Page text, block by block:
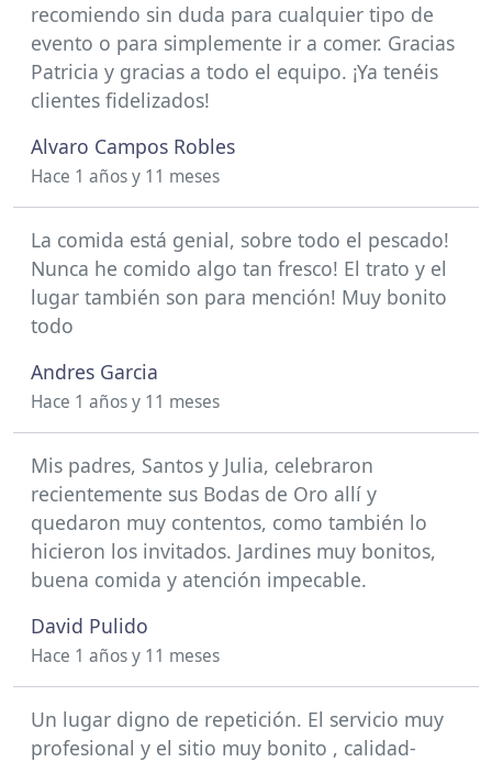
recomiendo sin duda para cualquier tipo de
evento o para simplemente ir a comer. Gracias
Patricia y gracias a todo el equipo. ¡Ya tenéis
clientes fidelizados!
Alvaro Campos Robles
Hace 1 años y 11 meses
La comida está genial, sobre todo el pescado!
Nunca he comido algo tan fresco! El trato y el
lugar también son para mención! Muy bonito
todo
Andres Garcia
Hace 1 años y 11 meses
Mis padres, Santos y Julia, celebraron
recientemente sus Bodas de Oro allí y
quedaron muy contentos, como también lo
hicieron los invitados. Jardines muy bonitos,
buena comida y atención impecable.
David Pulido
Hace 1 años y 11 meses
Un lugar digno de repetición. El servicio muy
profesional y el sitio muy bonito , calidad-